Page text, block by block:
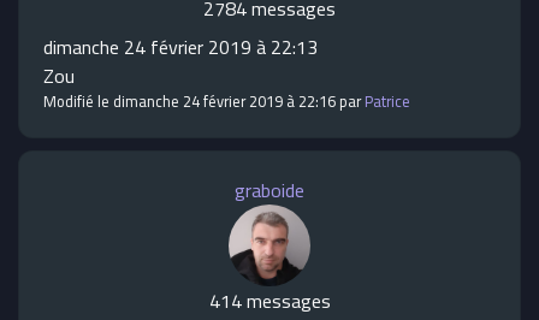
2784 messages
dimanche 24 février 2019 à 22:13
Zou
Modifié le dimanche 24 février 2019 à 22:16 parPatrice
graboide
414 messages